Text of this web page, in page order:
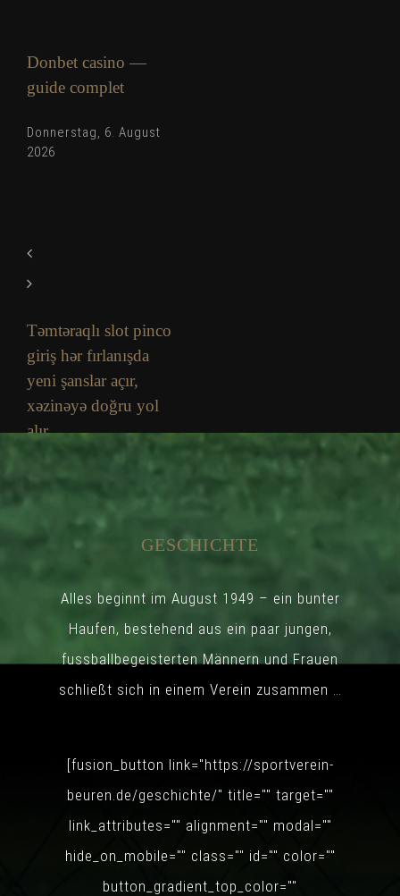
Donbet casino —
guide complet
Donnerstag, 6. August
2026
Təmtəraqlı slot pinco
giriş hər fırlanışda
yeni şanslar açır,
xəzinəyə doğru yol
alır
2026
vollständiger
Donnerstag, 6. August
GESCHICHTE
Alles beginnt im August 1949 – ein bunter
Haufen, bestehend aus ein paar jungen,
fussballbegeisterten Männern und Frauen
schließt sich in einem Verein zusammen …
[fusion_button link="https://sportverein-
beuren.de/geschichte/" title="" target=""
link_attributes="" alignment="" modal=""
hide_on_mobile="" class="" id="" color=""
button_gradient_top_color=""